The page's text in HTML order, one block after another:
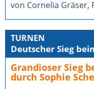
von Cornelia Gräser,
TURNEN
Deutscher Sieg
Grandioser Sieg
durch Sophie